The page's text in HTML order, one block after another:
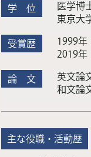
学 位
医学博
東京大
受賞歴
1999
2019年
論 文
英文論
和文論
主な役職・活動歴